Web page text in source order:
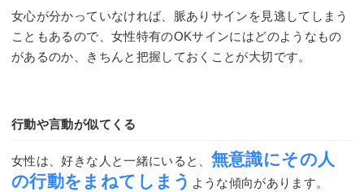
女心が分かっていなければ、脈ありサインを見逃してしまう
こともあるので、女性特有のOKサインにはどのようなもの
があるのか、きちんと把握しておくことが大切です。
行動や言動が似てくる
女性は、好きな人と一緒にいると、 無意識にその人
の行動をまねてしまう ような傾向があります。